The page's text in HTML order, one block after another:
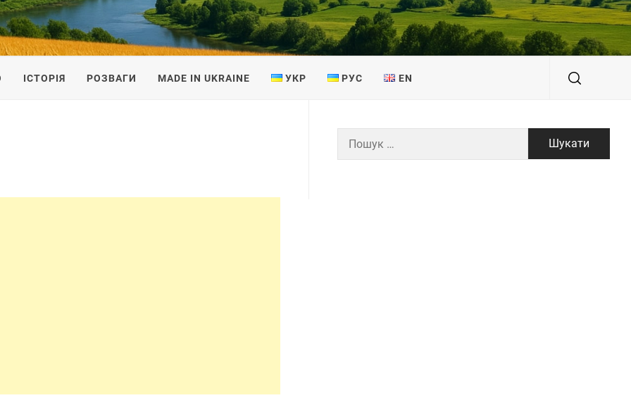
ІСТОРІЯ РОЗВАГИ MADE IN UKRAINE УКР РУС EN